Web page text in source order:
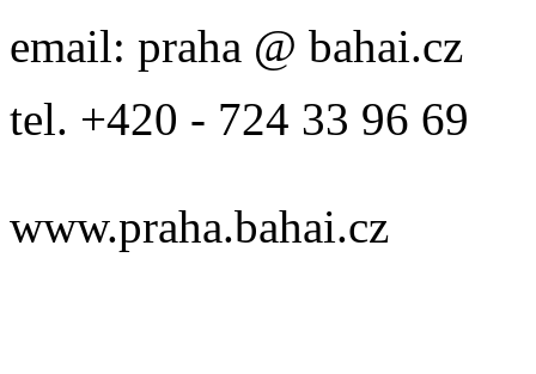
email: praha @ bahai.cz
tel. +420 - 724 33 96 69
www.praha.bahai.cz